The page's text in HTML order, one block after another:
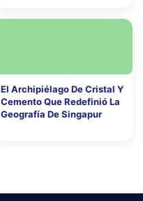
El Archipiélago De Cristal Y
Cemento Que Redefinió La
Geografía De Singapur